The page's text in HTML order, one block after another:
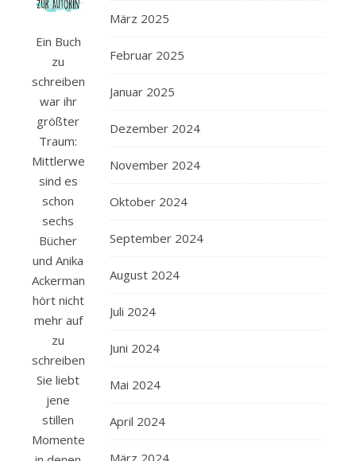
Ein Buch
zu
schreiben,
war ihr
größter
Traum:
Mittlerweile
sind es
schon
sechs
Bücher
und Anika
Ackermann
hört nicht
mehr auf
zu
schreiben.
Sie liebt
jene
stillen
Momente,
März 2025
Februar 2025
Januar 2025
Dezember 2024
November 2024
Oktober 2024
September 2024
August 2024
Juli 2024
Juni 2024
Mai 2024
April 2024
März 2024